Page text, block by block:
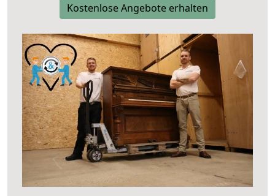
Kostenlose Angebote erhalten